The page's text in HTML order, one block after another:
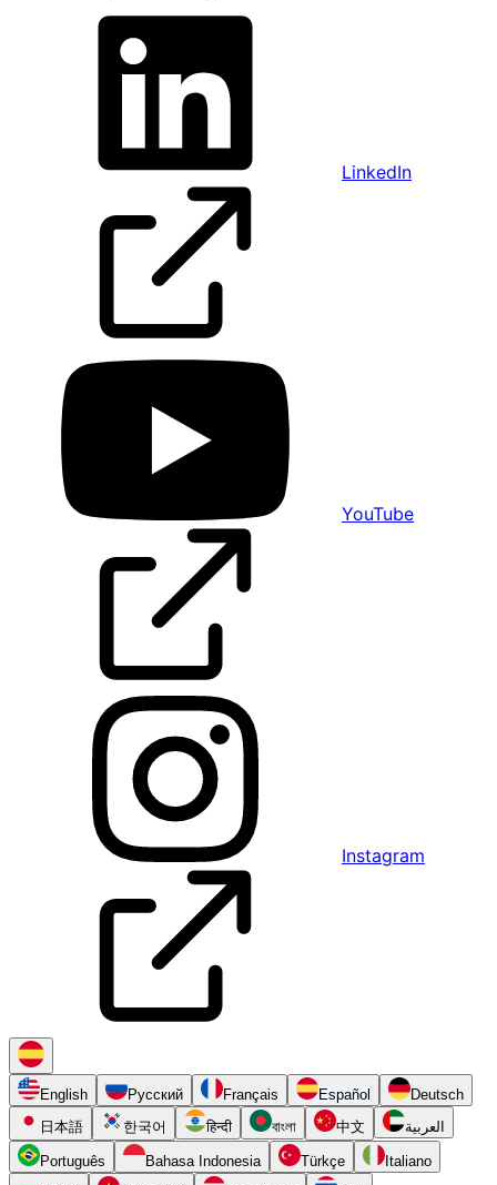
LinkedIn
YouTube
Instagram
English Русский Français Español
Deutsch
日本語
한국어 हिन्दी বাংলা 中文 العربية
Português Bahasa Indonesia Türkçe
Italiano